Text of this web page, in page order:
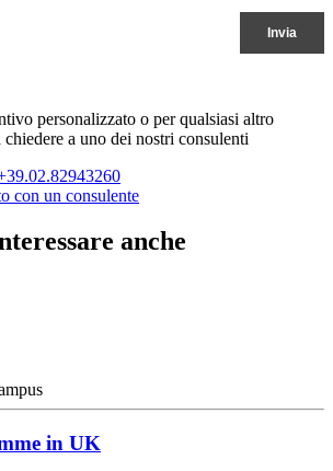
personalizzato o per qualsiasi altro
a uno dei nostri consulenti
con un consulente
anche
in UK